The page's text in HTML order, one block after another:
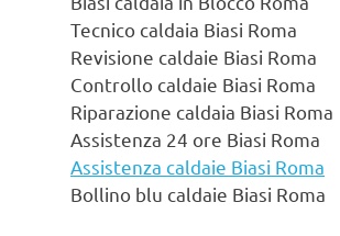
Tecnico caldaia Biasi Roma
Revisione caldaie Biasi Roma
Controllo caldaie Biasi Roma
Riparazione caldaia Biasi Roma
Assistenza 24 ore Biasi Roma
Assistenza caldaie Biasi Roma
Bollino blu caldaie Biasi Roma